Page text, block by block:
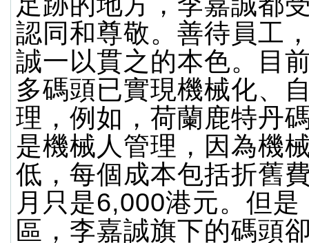
認同和尊敬。善待員工
誠一以貫之的本色。目
多碼頭已實現機械化、
理，例如，荷蘭鹿特丹
是機械人管理，因為機
低，每個成本包括折舊
月只是6,000港元。但
區，李嘉誠旗下的碼頭